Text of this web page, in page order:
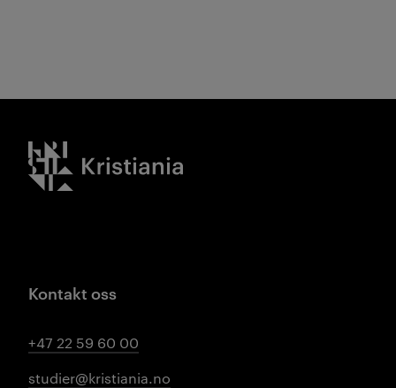
Kristiania logo
Kontakt oss
+47 22 59 60 00
studier@kristiania.no